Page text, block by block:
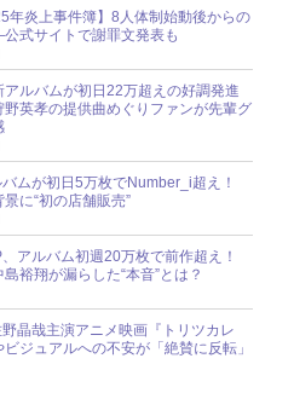
年炎上事件簿】8人体制始動後からの
式サイトで謝罪文発表も
アルバムが初日22万超えの好調発進
英孝の提供曲めぐりファンが先輩グ
バムが初日5万枚でNumber_i超え！
に“初の店舗販売”
、アルバム初週20万枚で前作超え！
裕翔が漏らした“本音”とは？
晶哉主演アニメ映画『トリツカレ
ジュアルへの不安が「絶賛に反転」